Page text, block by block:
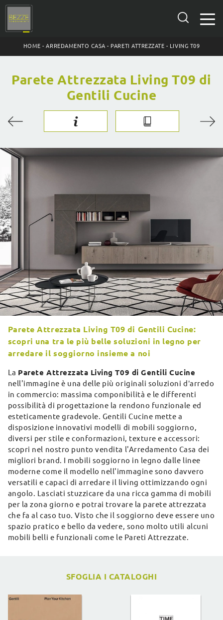
HOME -ARREDAMENTO CASA - PARETI ATTREZZATE - LIVING T09
Parete Attrezzata Living T09 di
Gentili Cucine
Parete Attrezzata Living T09 di Gentili Cucine:
scopri una tra le più belle soluzioni in legno per
arredare il soggiorno insieme a noi
La Parete Attrezzata Living T09 di Gentili Cucine
nell'immagine è una delle più originali soluzioni d’arredo
in commercio: massima componibilità e le differenti
possibilità di progettazione la rendono funzionale ed
esteticamente gradevole. Gentili Cucine mette a
disposizione innovativi modelli di mobili soggiorno,
diversi per stile e conformazioni, texture e accessori:
scopri nel nostro punto vendita l'Arredamento Casa dei
migliori brand. I mobili soggiorno in legno dalle linee
moderne come il modello nell'immagine sono davvero
versatili e capaci di arredare il living ottimizzando ogni
angolo. Lasciati stuzzicare da una ricca gamma di mobili
per la zona giorno e potrai trovare la parete attrezzata
che fa al caso tuo. Visto che il soggiorno deve essere uno
spazio pratico e bello da vedere, sono molto utili alcuni
mobili belli e funzionali come le Pareti Attrezzate.
SFOGLIA I CATALOGHI